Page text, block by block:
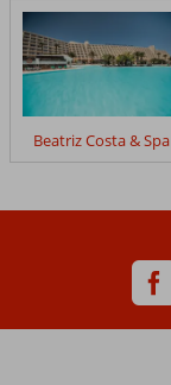
Beatriz Costa & Spa